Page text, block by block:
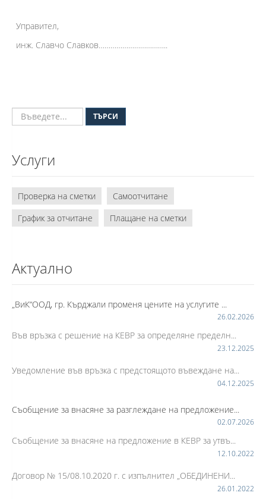
Управител,
инж. Славчо Славков……………………………..
ТЪРСИ
Услуги
Проверка на сметки
Самоотчитане
График за отчитане
Плащане на сметки
Актуално
„ВиК“ООД, гр. Кърджали променя цените на услугите ...
26.02.2026
Във връзка с решение на КЕВР за определяне пределн...
23.12.2025
Уведомление във връзка с предстоящото въвеждане на...
04.12.2025
Съобщение за внасяне за разглеждане на предложение...
02.07.2026
Съобщение за внасяне на предложение в КЕВР за утвъ...
12.10.2022
Договор № 15/08.10.2020 г. с изпълнител „ОБЕДИНЕНИ...
26.01.2022